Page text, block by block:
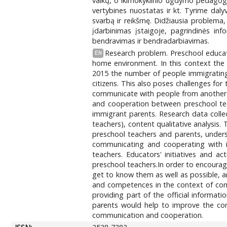
vertybines nuostatas ir kt. Tyrime
svarbą ir reikšmę. Didžiausia
įdarbinimas įstaigoje, pagrindinės
bendravimas ir bendradarbiavimas.
EN
Research problem. Preschool
home environment. In this context
2015 the number of people
citizens. This also poses challenges
communicate with people from
and cooperation between preschool
immigrant parents. Research data
teachers), content qualitative
preschool teachers and parents,
communicating and cooperating
teachers. Educators' initiatives and
preschool teachers.In order to
get to know them as well as possible,
and competences in the context of
providing part of the official
parents would help to improve the
communication and cooperation.